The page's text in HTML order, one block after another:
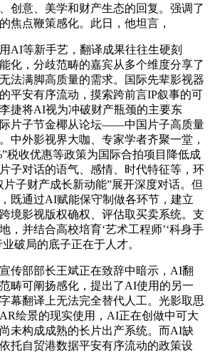
创意、美学和财产生态的回复。强调了
焦点鞭策感化。此日，他坦言，
等新手艺，翻译成果往往生硬刻
化，分歧范畴的嘉宾从多个维度分享了
法满脚高质量的需求。国际先辈影视器
平安有序流动，摸索跨前言IP叙事的可
捷将AI视为冲破财产瓶颈的主要东
片子节金椰从论坛——中国片子高质量
中外影视界大咖、专家学者齐聚一堂，
税收优惠等政策为国际合拍项目降低成
子对话的语气、感情、时代特征等，环
子财产成长新动能”展开深度对话。但
既通过AI赋能保守制做各环节，建立
境影视版权确权、评估取买卖系统。支
，并结合高校培育‘艺术工程师’‘科身手
破局的底子正在于人才。
部部长王斌正在致辞中暗示，AI翻
畴可阐扬感化，提出了AI使用的另一
幕翻译上无法完全替代人工。光影取思
绘景的现实使用，AI正在创做中可大
未构成成熟的长片出产系统。而AI缺
托自贸港数据平安有序流动的政策设